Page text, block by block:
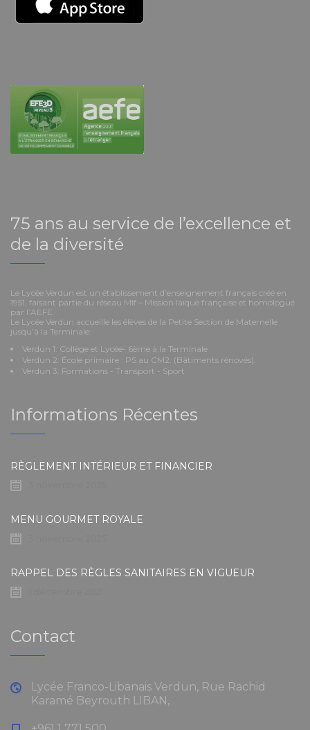
75 ans au service de l’excellence et
de la diversité
Le Lycée Verdun est un établissement d’enseignement français créé en
1951, faisant partie du réseau Mlf – Mission laïque française et homologué
par l’AEFE.
Le Lycée Verdun accueille les élèves de la Petite Section de Maternelle
jusqu’à la Terminale:
Verdun 1: Collège et Lycée- 6ème à la Terminale
Verdun 2: École primaire : PS au CM2. (Bâtiments rénovés).
Verdun 3: Formations - Transport - Sport
Informations Récentes
RÈGLEMENT INTÉRIEUR ET FINANCIER
MENU GOURMET ROYALE
RAPPEL DES RÈGLES SANITAIRES EN VIGUEUR
Contact
Lycée Franco-Libanais Verdun, Rue Rachid
Karamé Beyrouth LIBAN,